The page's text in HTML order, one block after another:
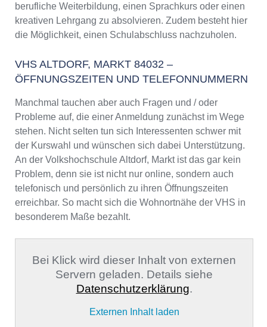
berufliche Weiterbildung, einen Sprachkurs oder einen
kreativen Lehrgang zu absolvieren. Zudem besteht hier
die Möglichkeit, einen Schulabschluss nachzuholen.
VHS ALTDORF, MARKT 84032 –
ÖFFNUNGSZEITEN UND TELEFONNUMMERN
Manchmal tauchen aber auch Fragen und / oder
Probleme auf, die einer Anmeldung zunächst im Wege
stehen. Nicht selten tun sich Interessenten schwer mit
der Kurswahl und wünschen sich dabei Unterstützung.
An der Volkshochschule Altdorf, Markt ist das gar kein
Problem, denn sie ist nicht nur online, sondern auch
telefonisch und persönlich zu ihren Öffnungszeiten
erreichbar. So macht sich die Wohnortnähe der VHS in
besonderem Maße bezahlt.
Bei Klick wird dieser Inhalt von externen
Servern geladen. Details siehe
Datenschutzerklärung.
Externen Inhalt laden